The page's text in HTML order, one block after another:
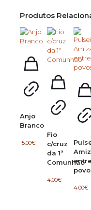
Produtos
Anjo
Branco
15.00€
Fio
c/cruz
da 1ª
Comunhão
4.00€
entre
4.00€